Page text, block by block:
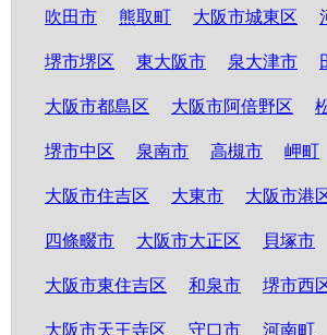
吹田市 熊取町 大阪市城東区
堺市堺区 東大阪市 泉大津市
大阪市都島区 大阪市阿倍野区
堺市中区 泉南市 高槻市 岬町
大阪市住吉区 大東市 大阪市港
四條畷市 大阪市大正区 貝塚市
大阪市東住吉区 和泉市 堺市西
大阪市天王寺区 守口市 河南町